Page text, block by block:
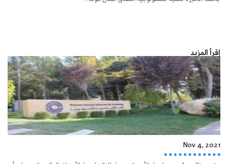
إقرأ المزيد
Nov 4, 2021